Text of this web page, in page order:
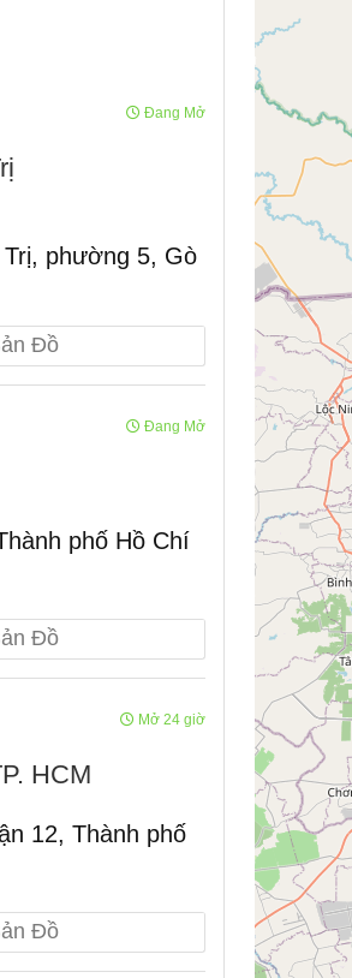
Đang Mở
phường 5, Gò
Đồ
Đang Mở
phố Hồ Chí
Đồ
Mở 24 giờ
HCM
12, Thành phố
Đồ